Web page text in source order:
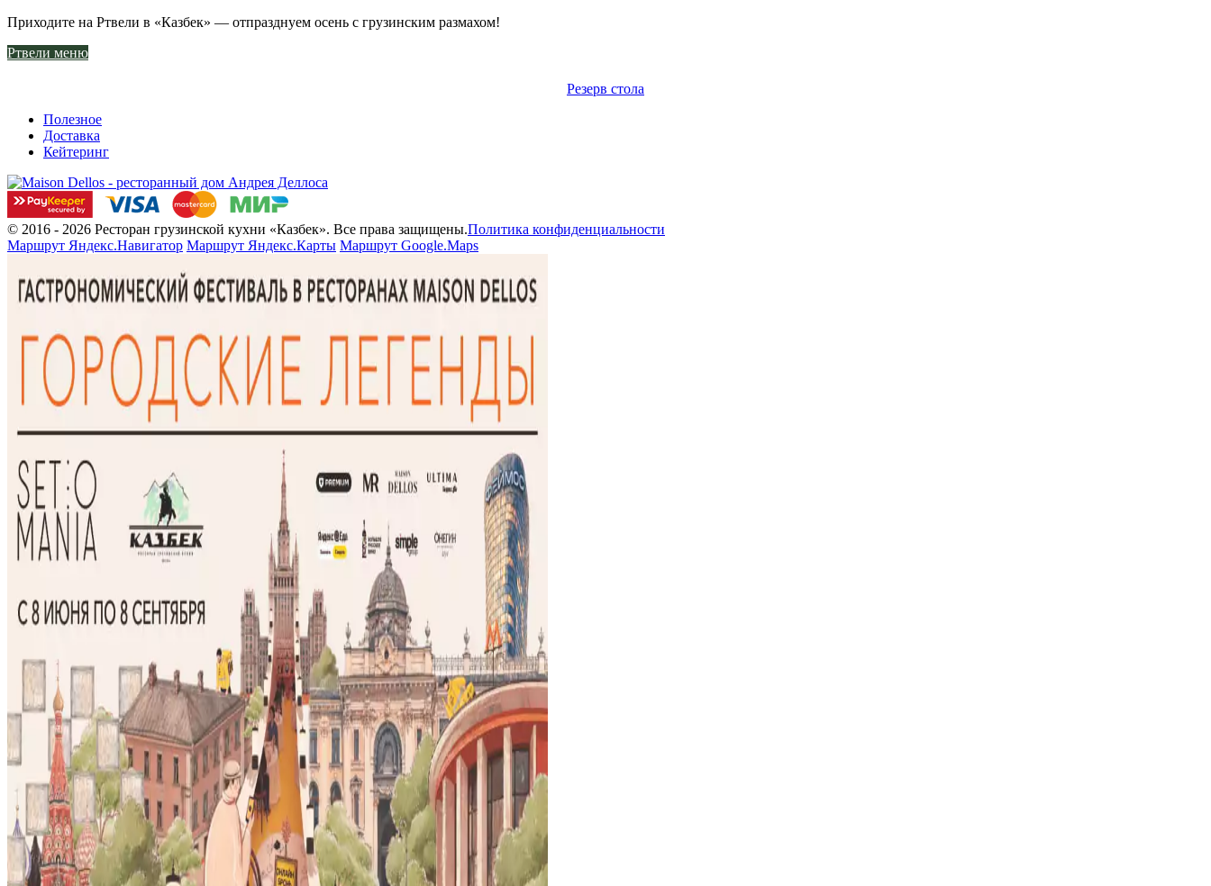
Приходите на Ртвели в «Казбек» — отпразднуем осень с грузинским размахом!
Ртвели меню
Резерв стола
Полезное
Доставка
Кейтеринг
© 2016 - 2026 Ресторан грузинской кухни «Казбек». Все права защищены.Политика конфиденциальности
Маршрут Яндекс.Навигатор Маршрут Яндекс.Карты Маршрут Google.Maps